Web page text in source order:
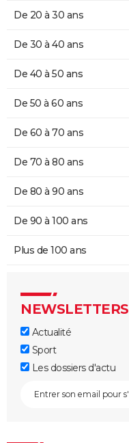
De 20 à 30 ans
De 30 à 40 ans
De 40 à 50 ans
De 50 à 60 ans
De 60 à 70 ans
De 70 à 80 ans
De 80 à 90 ans
De 90 à 100 ans
Plus de 100 ans
NEWSLETTERS
Actualité
Sport
Les dossiers d'actu